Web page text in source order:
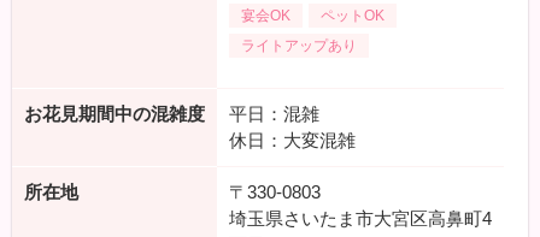
宴会OK
ペットOK
ライトアップあり
お花見期間中の混雑度
平日：混雑
休日：大変混雑
所在地
〒330-0803
埼玉県さいたま市大宮区高鼻町4